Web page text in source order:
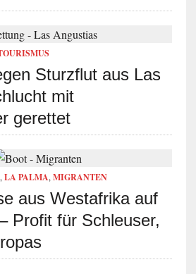
Sturzflut aus Las
mit
gerettet
, LA PALMA, MIGRANTEN
aus Westafrika auf
Profit für Schleuser,